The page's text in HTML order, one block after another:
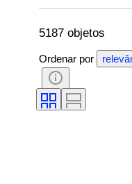
Denominação/
5187 objetos
Ordenar por